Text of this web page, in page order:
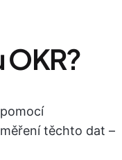
těchto dat –